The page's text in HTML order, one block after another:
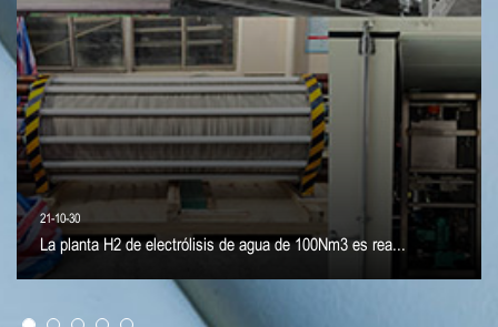
21-10-30
La planta H2 de electrólisis de agua de 100Nm3 es rea...